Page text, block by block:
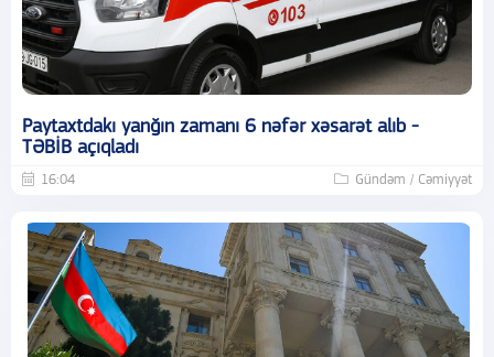
Paytaxtdakı yanğın zamanı 6 nəfər xəsarət alıb -
TƏBİB açıqladı
16:04 Gündəm / Cəmiyyət